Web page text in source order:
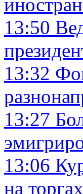
13:50
13:32
13:27
13:06
на